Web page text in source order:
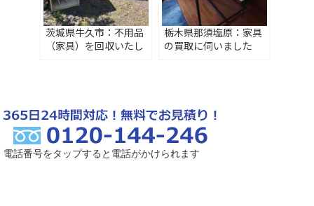
茨城県牛久市：不用品
（家具）を回収いたし
栃木県那須塩原：家具
の買取に伺いました
電話番号をタップすると電話がかけられます